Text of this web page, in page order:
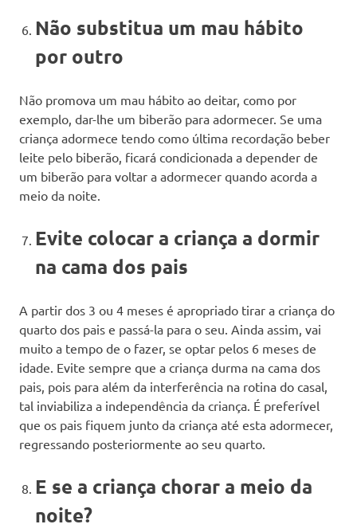
Não substitua um mau hábito
por outro
Não promova um mau hábito ao deitar, como por
exemplo, dar-lhe um biberão para adormecer. Se uma
criança adormece tendo como última recordação beber
leite pelo biberão, ficará condicionada a depender de
um biberão para voltar a adormecer quando acorda a
meio da noite.
Evite colocar a criança a dormir
na cama dos pais
A partir dos 3 ou 4 meses é apropriado tirar a criança do
quarto dos pais e passá-la para o seu. Ainda assim, vai
muito a tempo de o fazer, se optar pelos 6 meses de
idade. Evite sempre que a criança durma na cama dos
pais, pois para além da interferência na rotina do casal,
tal inviabiliza a independência da criança. É preferível
que os pais fiquem junto da criança até esta adormecer,
regressando posteriormente ao seu quarto.
E se a criança chorar a meio da
noite?